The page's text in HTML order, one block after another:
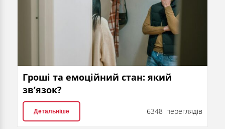
Гроші та емоційний стан: який
зв’язок?
Детальніше 6348 переглядів